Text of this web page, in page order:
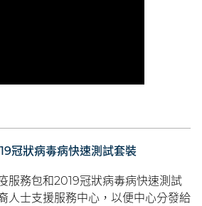
冠狀病毒病快速測試套裝
服務包和2019冠狀病毒病快速測試
人士支援服務中心，以便中心分發給